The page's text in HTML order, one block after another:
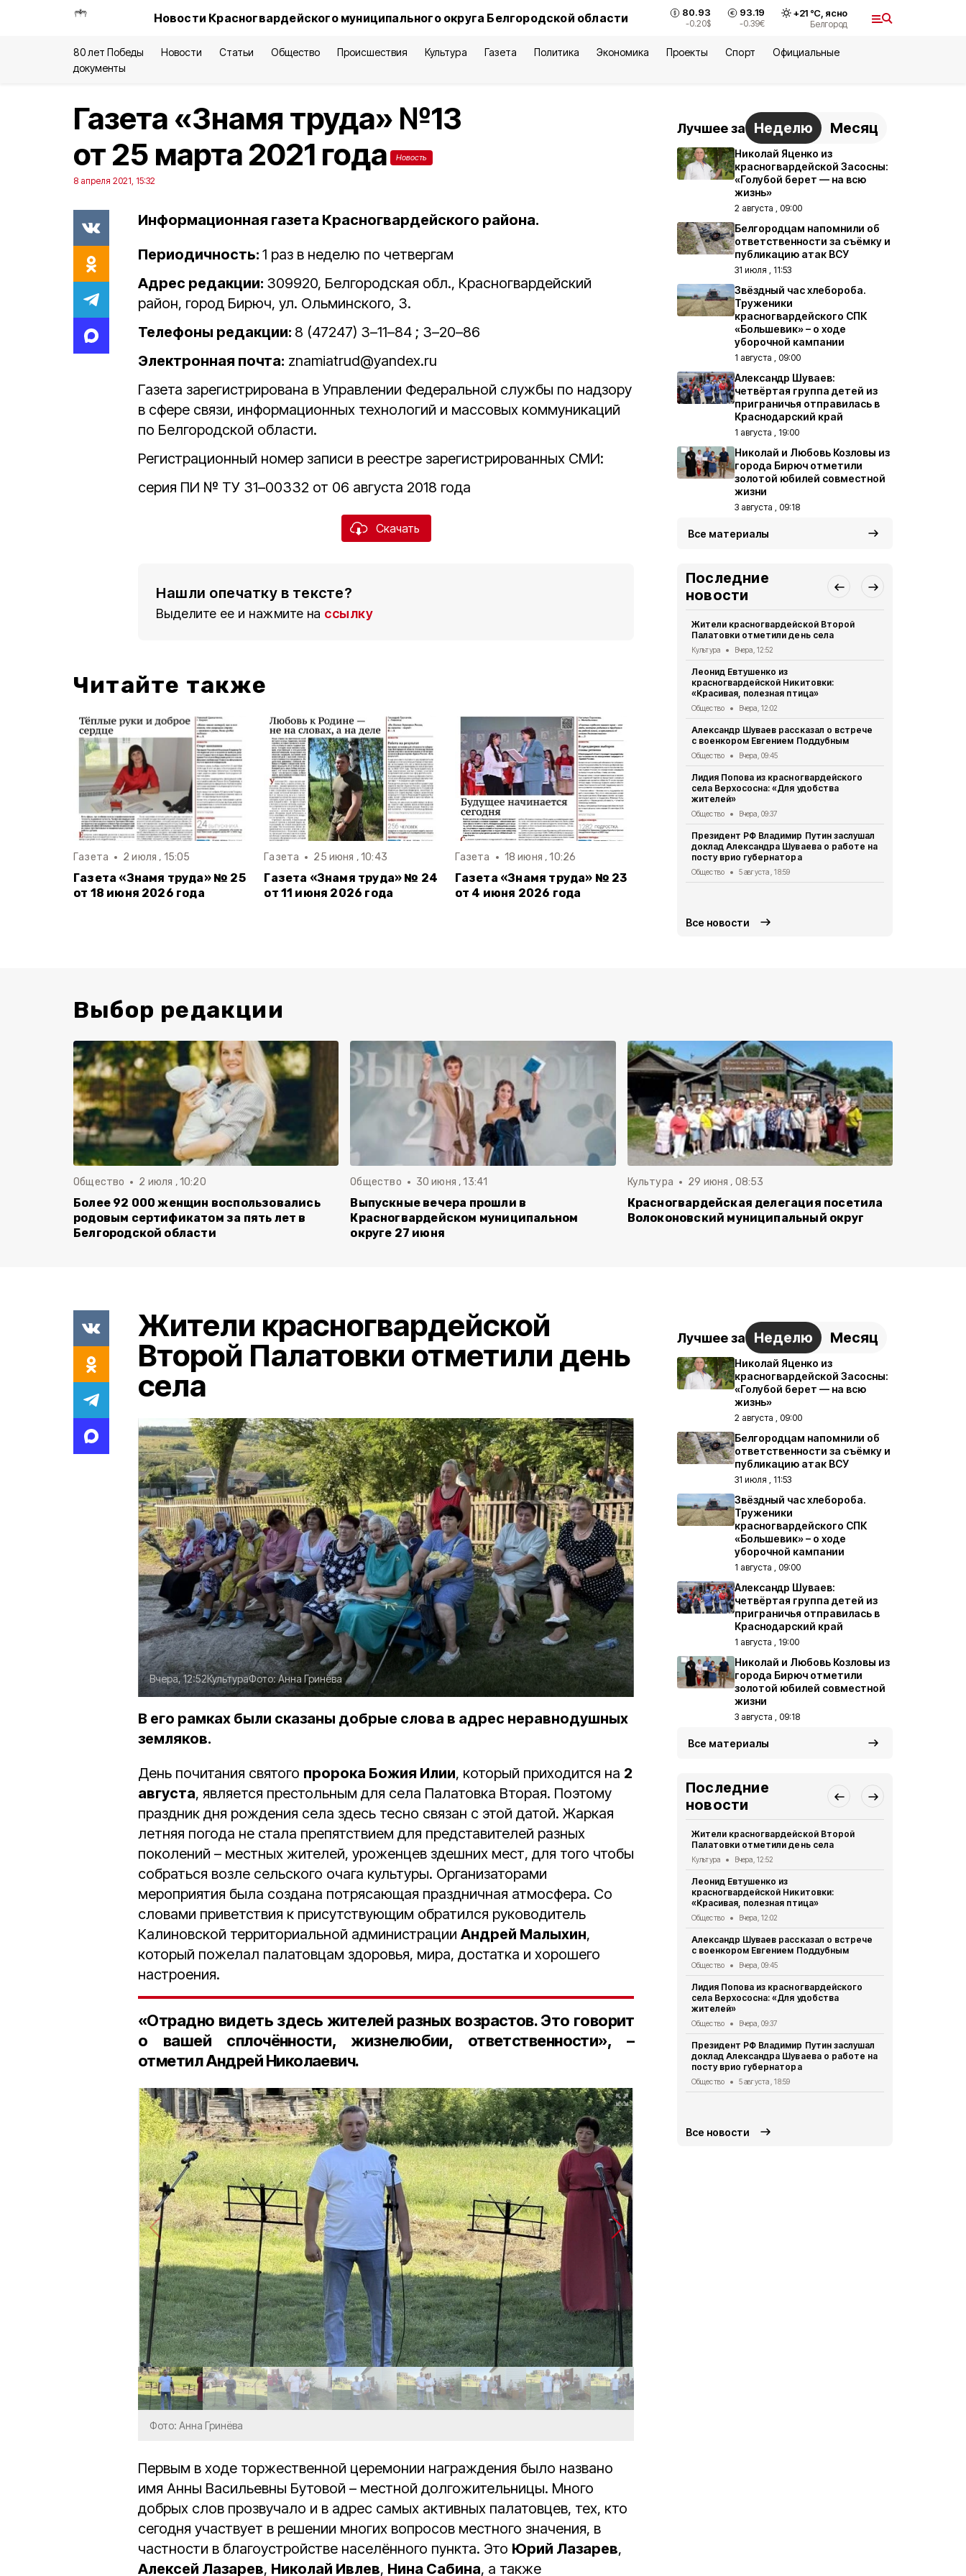
Новости Красногвардейского муниципального округа Белгородской области 80.93
-0.20$
93.19
-0.39€
+21°С, ясно
Белгород
80 лет Победы Новости Статьи Общество Происшествия Культура Газета Политика Экономика Проекты Спорт
Официальные
документы
Газета «Знамя труда» №13
от 25 марта 2021 года
Новость
8 апреля 2021, 15:32
Информационная газета Красногвардейского района.
Периодичность: 1 раз в неделю по четвергам
Адрес редакции: 309920, Белгородская обл., Красногвардейский
район, город Бирюч, ул. Ольминского, 3.
Телефоны редакции: 8 (47247) 3–11–84 ; 3–20–86
Электронная почта: znamiatrud@yandex.ru
Газета зарегистрирована в Управлении Федеральной службы по надзору
в сфере связи, информационных технологий и массовых коммуникаций
по Белгородской области.
Регистрационный номер записи в реестре зарегистрированных СМИ:
серия ПИ № ТУ 31–00332 от 06 августа 2018 года
Скачать
Нашли опечатку в тексте?
Выделите ее и нажмите на ссылку
Читайте также
Газета 2 июля , 15:05
Газета «Знамя труда» № 25
от 18 июня 2026 года
Газета 25 июня , 10:43
Газета «Знамя труда» № 24
от 11 июня 2026 года
Газета 18 июня , 10:26
Газета «Знамя труда» № 23
от 4 июня 2026 года
Лучшее за Неделю Месяц
Николай Яценко из
красногвардейской Засосны:
«Голубой берет — на всю
жизнь»
2 августа , 09:00
Белгородцам напомнили об
ответственности за съёмку и
публикацию атак ВСУ
31 июля , 11:53
Звёздный час хлебороба.
Труженики
красногвардейского СПК
«Большевик» – о ходе
уборочной кампании
1 августа , 09:00
Александр Шуваев:
четвёртая группа детей из
приграничья отправилась в
Краснодарский край
1 августа , 19:00
Николай и Любовь Козловы из
города Бирюч отметили
золотой юбилей совместной
жизни
3 августа , 09:18
Все материалы
Последние
новости
Жители красногвардейской Второй
Палатовки отметили день села
Культура Вчера, 12:52
Леонид Евтушенко из
красногвардейской Никитовки:
«Красивая, полезная птица»
Общество Вчера, 12:02
Александр Шуваев рассказал о встрече
с военкором Евгением Поддубным
Общество Вчера, 09:45
Лидия Попова из красногвардейского
села Верхососна: «Для удобства
жителей»
Общество Вчера, 09:37
Президент РФ Владимир Путин заслушал
доклад Александра Шуваева о работе на
посту врио губернатора
Общество 5 августа , 18:59
Все новости
Выбор редакции
Общество 2 июля , 10:20
Более 92 000 женщин воспользовались
родовым сертификатом за пять лет в
Белгородской области
Общество 30 июня , 13:41
Выпускные вечера прошли в
Красногвардейском муниципальном
округе 27 июня
Культура 29 июня , 08:53
Красногвардейская делегация посетила
Волоконовский муниципальный округ
Жители красногвардейской
Второй Палатовки отметили день
села
Вчера, 12:52КультураФото:Анна Гринёва
В его рамках были сказаны добрые слова в адрес неравнодушных
земляков.
День почитания святого пророка Божия Илии, который приходится на 2
августа, является престольным для села Палатовка Вторая. Поэтому
праздник дня рождения села здесь тесно связан с этой датой. Жаркая
летняя погода не стала препятствием для представителей разных
поколений – местных жителей, уроженцев здешних мест, для того чтобы
собраться возле сельского очага культуры. Организаторами
мероприятия была создана потрясающая праздничная атмосфера. Со
словами приветствия к присутствующим обратился руководитель
Калиновской территориальной администрации Андрей Малыхин,
который пожелал палатовцам здоровья, мира, достатка и хорошего
настроения.
«Отрадно видеть здесь жителей разных возрастов. Это говорит
о вашей сплочённости, жизнелюбии, ответственности», –
отметил Андрей Николаевич.
Фото: Анна Гринёва
Первым в ходе торжественной церемонии награждения было названо
имя Анны Васильевны Бутовой – местной долгожительницы. Много
добрых слов прозвучало и в адрес самых активных палатовцев, тех, кто
сегодня участвует в решении многих вопросов местного значения, в
частности в благоустройстве населённого пункта. Это Юрий Лазарев,
Алексей Лазарев, Николай Ивлев, Нина Сабина, а также
Лучшее за Неделю Месяц
Николай Яценко из
красногвардейской Засосны:
«Голубой берет — на всю
жизнь»
2 августа , 09:00
Белгородцам напомнили об
ответственности за съёмку и
публикацию атак ВСУ
31 июля , 11:53
Звёздный час хлебороба.
Труженики
красногвардейского СПК
«Большевик» – о ходе
уборочной кампании
1 августа , 09:00
Александр Шуваев:
четвёртая группа детей из
приграничья отправилась в
Краснодарский край
1 августа , 19:00
Николай и Любовь Козловы из
города Бирюч отметили
золотой юбилей совместной
жизни
3 августа , 09:18
Все материалы
Последние
новости
Жители красногвардейской Второй
Палатовки отметили день села
Культура Вчера, 12:52
Леонид Евтушенко из
красногвардейской Никитовки:
«Красивая, полезная птица»
Общество Вчера, 12:02
Александр Шуваев рассказал о встрече
с военкором Евгением Поддубным
Общество Вчера, 09:45
Лидия Попова из красногвардейского
села Верхососна: «Для удобства
жителей»
Общество Вчера, 09:37
Президент РФ Владимир Путин заслушал
доклад Александра Шуваева о работе на
посту врио губернатора
Общество 5 августа , 18:59
Все новости